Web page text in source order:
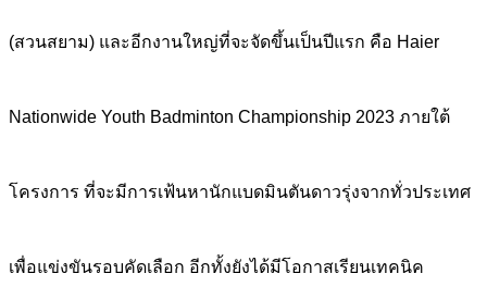
(สวนสยาม) และอีกงานใหญ่ที่จะจัดขึ้นเป็นปีแรก คือ Haier
Nationwide Youth Badminton Championship 2023 ภายใต้
โครงการ ที่จะมีการเฟ้นหานักแบดมินตันดาวรุ่งจากทั่วประเทศ
เพื่อแข่งขันรอบคัดเลือก อีกทั้งยังได้มีโอกาสเรียนเทคนิค